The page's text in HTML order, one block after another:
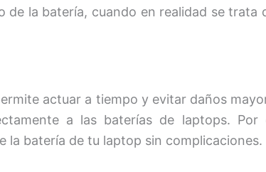
la batería, cuando en realidad se
actuar a tiempo y evitar daños
a las baterías de laptops.
la batería de tu laptop sin complicaciones.